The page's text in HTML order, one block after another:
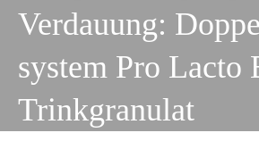
Verdauung:
system Pro Lacto
Trinkgranulat